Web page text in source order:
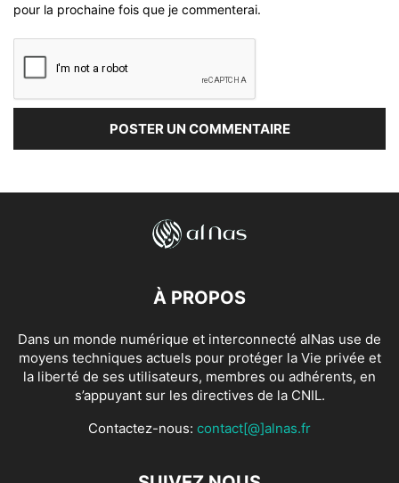
pour la prochaine fois que je commenterai.
À PROPOS
Dans un monde numérique et interconnecté alNas use de
moyens techniques actuels pour protéger la Vie privée et
la liberté de ses utilisateurs, membres ou adhérents, en
s’appuyant sur les directives de la CNIL.
Contactez-nous: contact[@]alnas.fr